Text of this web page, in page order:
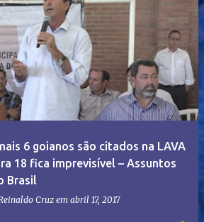
6 goianos são citados na LAVA
18 fica imprevisível – Assuntos
Brasil
Cruz em abril 17, 2017